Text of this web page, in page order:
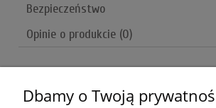
Bezpieczeństwo
Opinie o produkcie (0)
Kompedium wiedzy dla
swoją przygodę bycia zastępową.
Dbamy o Twoją